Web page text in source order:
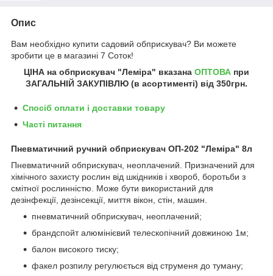
Опис
Вам необхідно купити садовий обприскувач? Ви можете
зробити це в магазині 7 Соток!
ЦІНА на обприскувач "Леміра" вказана ОПТОВА при
ЗАГАЛЬНІЙ ЗАКУПІВЛЮ (в асортименті) від 350грн.
Спосіб оплати і доставки товару
Часті питання
Пневматичний ручний обприскувач ОП-202 "Леміра" 8л
Пневматичний обприскувач, неоплачений. Призначений для
хімічного захисту рослин від шкідників і хвороб, боротьби з
смітної рослинністю. Може бути використаний для
дезінфекції, дезінсекції, миття вікон, стін, машин.
пневматичний обприскувач, неоплачений;
брандспойт алюмінієвий телескопічний довжиною 1м;
балон високого тиску;
факел розпилу регулюється від струменя до туману;